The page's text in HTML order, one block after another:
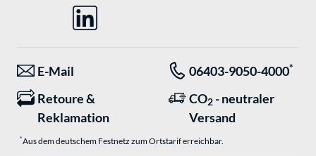
E-Mail 06403-9050-4000*
Retoure &
Reklamation
CO2 - neutraler
Versand
*Aus dem deutschem Festnetz zum Ortstarif erreichbar.